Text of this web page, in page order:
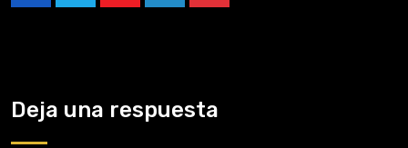
Deja una respuesta